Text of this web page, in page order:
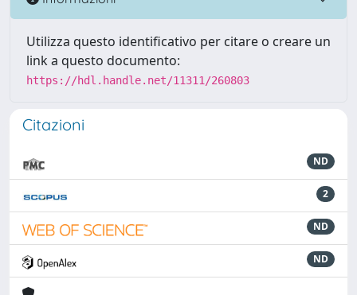
Utilizza questo identificativo per citare o creare un
link a questo documento:
https://hdl.handle.net/11311/260803
Citazioni
ND
2
ND
ND